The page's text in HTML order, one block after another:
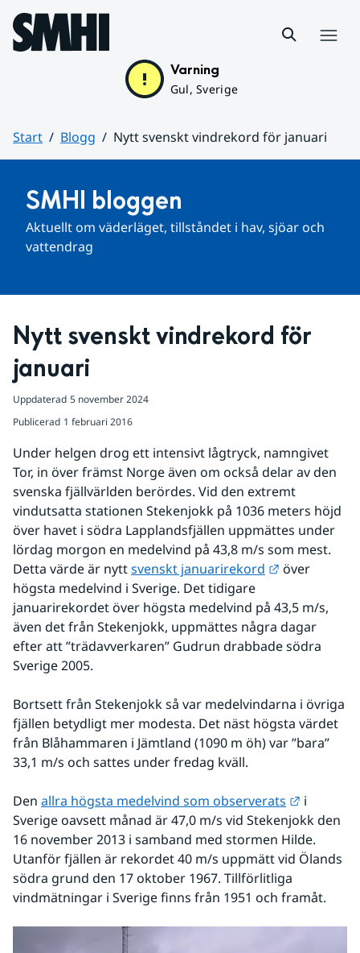
Hoppa till sidans innehåll
Varning
Gul, Sverige
Start Blogg
Nytt svenskt vindrekord för januari
SMHI bloggen
Aktuellt om väderläget, tillståndet i hav, sjöar och
vattendrag
Nytt svenskt vindrekord för
januari
Uppdaterad 5 november 2024
Publicerad 1 februari 2016
Under helgen drog ett intensivt lågtryck, namngivet
Tor, in över främst Norge även om också delar av den
svenska fjällvärlden berördes. Vid den extremt
vindutsatta stationen Stekenjokk på 1036 meters höjd
över havet i södra Lapplandsfjällen uppmättes under
lördag morgon en medelvind på 43,8 m/s som mest.
Detta värde är nytt svenskt januarirekord Länk till
över
högsta medelvind i Sverige. Det tidigare
januarirekordet över högsta medelvind på 43,5 m/s,
även det från Stekenjokk, uppmättes några dagar
efter att ”trädavverkaren” Gudrun drabbade södra
Sverige 2005.
Bortsett från Stekenjokk så var medelvindarna i övriga
fjällen betydligt mer modesta. Det näst högsta värdet
från Blåhammaren i Jämtland (1090 m öh) var ”bara”
33,1 m/s och sattes under fredag kväll.
Den allra högsta medelvind som observerats Länk till
i
Sverige oavsett månad är 47,0 m/s vid Stekenjokk den
16 november 2013 i samband med stormen Hilde.
Utanför fjällen är rekordet 40 m/s uppmätt vid Ölands
södra grund den 17 oktober 1967. Tillförlitliga
vindmätningar i Sverige finns från 1951 och framåt.